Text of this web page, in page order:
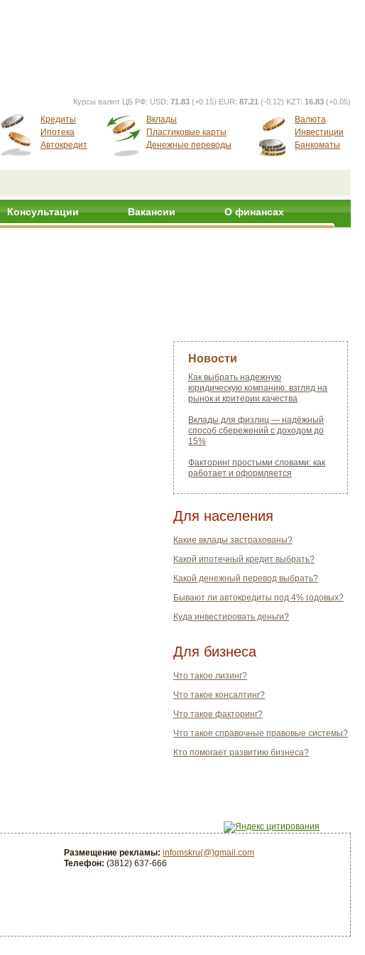
Курсы валют ЦБ РФ: USD: 71.83 (+0.15) EUR: 87.21 (-0.12) KZT: 16.83 (+0.05)
Кредиты
Ипотека
Автокредит
Вклады
Пластиковые карты
Денежные переводы
Валюта
Инвестиции
Банкоматы
Консультации Вакансии О финансах
Новости
Как выбрать надежную
юридическую компанию: взгляд на
рынок и критерии качества
Вклады для физлиц — надёжный
способ сбережений с доходом до
15%
Факторинг простыми словами: как
работает и оформляется
Для населения
Какие вклады застрахованы?
Какой ипотечный кредит выбрать?
Какой денежный перевод выбрать?
Бывают ли автокредиты под 4% годовых?
Куда инвестировать деньги?
Для бизнеса
Что такое лизинг?
Что такое консалтинг?
Что такое факторинг?
Что такое справочные правовые системы?
Кто помогает развитию бизнеса?
Размещение рекламы: infomskru(@)gmail.com
Телефон: (3812) 637-666